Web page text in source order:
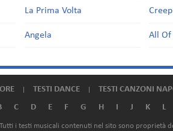
La Prima Volta
Angela
Creep
All
TESTI DANCE TESTI CANZONI
C D E F G H I J K L
Tutti i testi musicali contenuti nel sito sono proprietà